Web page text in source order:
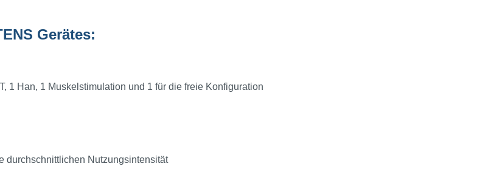
Gerätes:
1 Han, 1 Muskelstimulation und 1 für die freie Konfiguration
durchschnittlichen Nutzungsintensität